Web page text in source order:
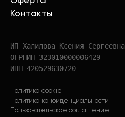
Контакты
ИП Халилова Ксения Сергеевна
ОГРНИП 323010000006429
ИНН 420529630720
Политика cookie
Политика конфиденциальности
Пользовательское соглашение